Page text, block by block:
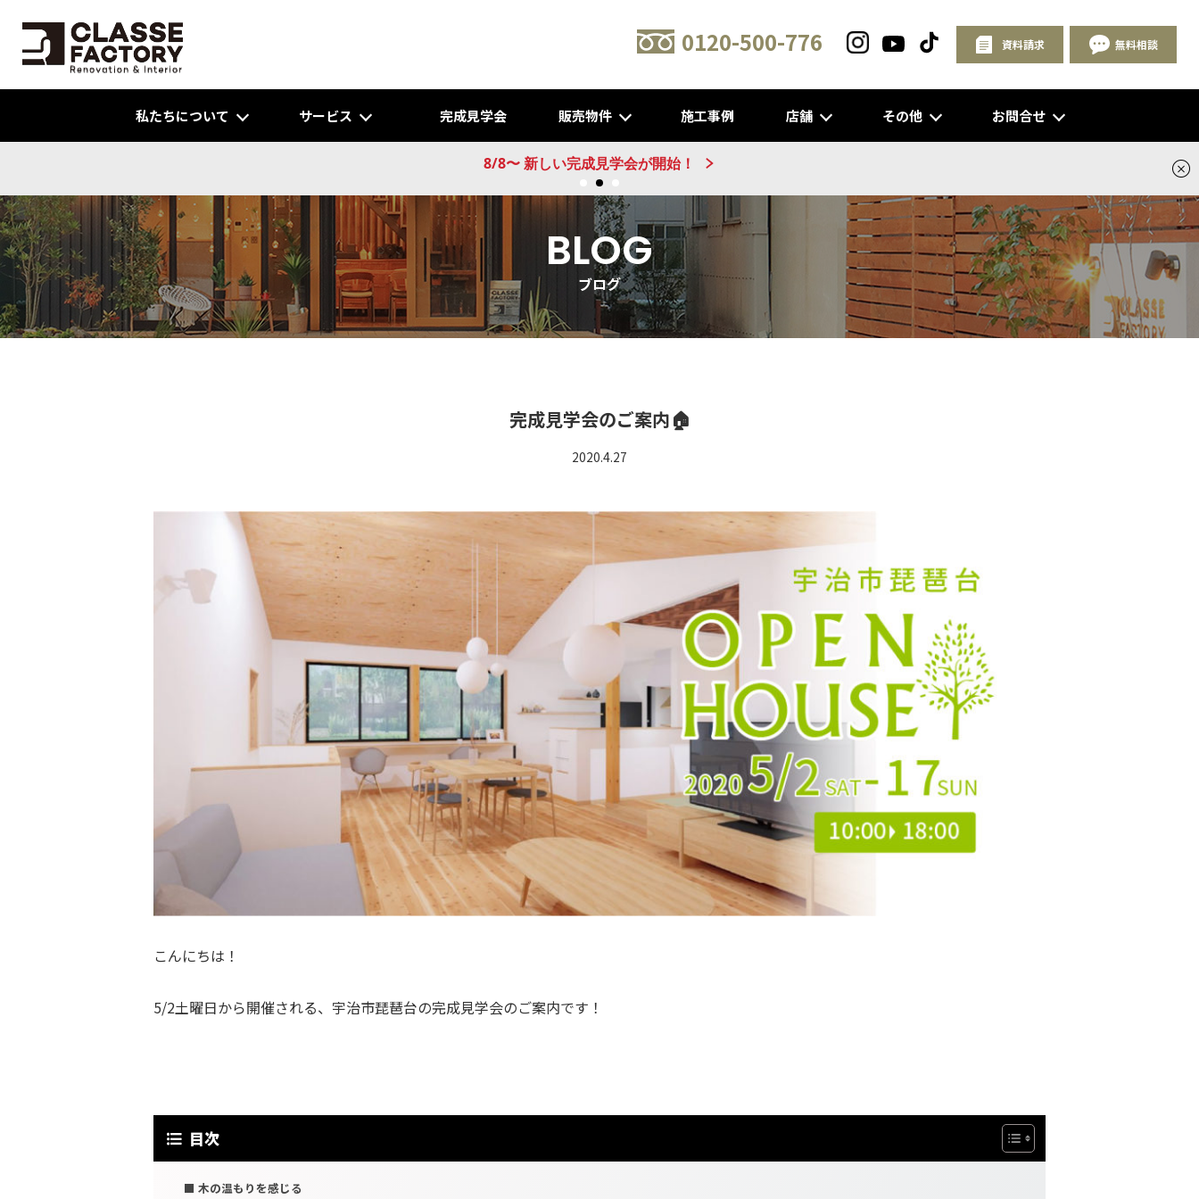
0120-500-776 資料請求 無料相談
私たちについて サービス 完成見学会 販売物件 施工事例 店舗 その他 お問合せ
新建売物件 販売開始！@城陽
BLOG
ブログ
完成見学会のご案内🏠
2020.4.27
こんにちは！
5/2土曜日から開催される、宇治市琵琶台の完成見学会のご案内です！
目次
木の温もりを感じる